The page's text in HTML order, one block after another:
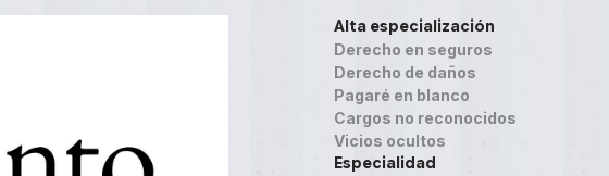
Alta especialización
Derecho en seguros
Derecho de daños
Pagaré en blanco
Cargos no reconocidos
Vicios ocultos
Especialidad